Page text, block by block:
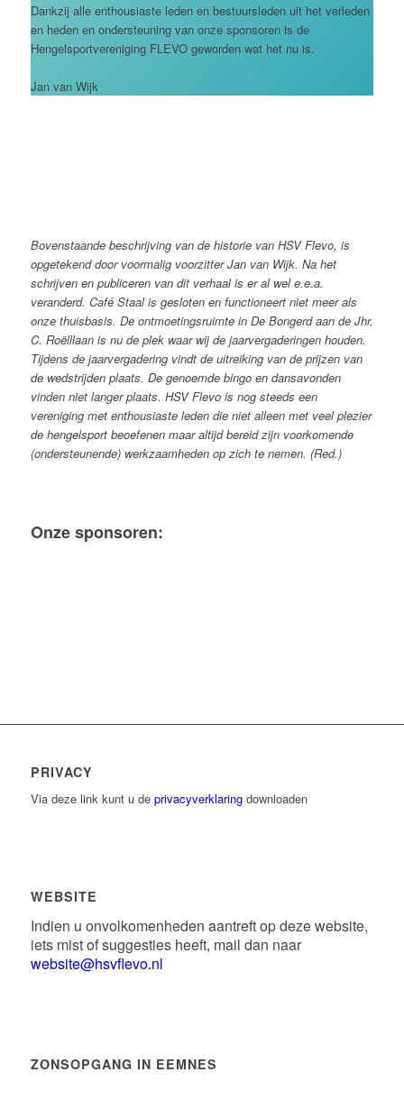
Dankzij alle enthousiaste leden en bestuursleden uit het verleden
en heden en ondersteuning van onze sponsoren is de
Hengelsportvereniging FLEVO geworden wat het nu is.
Jan van Wijk
Bovenstaande beschrijving van de historie van HSV Flevo, is
opgetekend door voormalig voorzitter Jan van Wijk. Na het
schrijven en publiceren van dit verhaal is er al wel e.e.a.
veranderd. Café Staal is gesloten en functioneert niet meer als
onze thuisbasis. De ontmoetingsruimte in De Bongerd aan de Jhr.
C. Roëlllaan is nu de plek waar wij de jaarvergaderingen houden.
Tijdens de jaarvergadering vindt de uitreiking van de prijzen van
de wedstrijden plaats. De genoemde bingo en dansavonden
vinden niet langer plaats. HSV Flevo is nog steeds een
vereniging met enthousiaste leden die niet alleen met veel plezier
de hengelsport beoefenen maar altijd bereid zijn voorkomende
(ondersteunende) werkzaamheden op zich te nemen. (Red.)
Onze sponsoren:
PRIVACY
Via deze link kunt u de privacyverklaringdownloaden
WEBSITE
Indien u onvolkomenheden aantreft op deze website,
iets mist of suggesties heeft, mail dan naar
website@hsvflevo.nl
ZONSOPGANG IN EEMNES